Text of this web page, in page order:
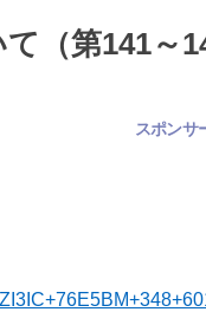
（第141～
スポンサ